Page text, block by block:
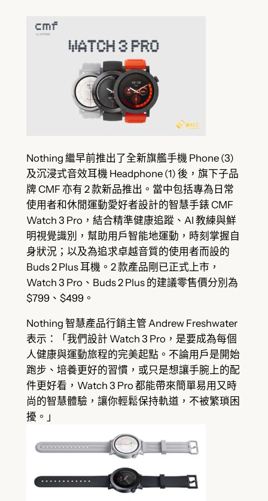
Nothing 繼早前推出了全新旗艦手機 Phone (3)
及沉浸式音效耳機 Headphone (1) 後，旗下子品
牌 CMF 亦有 2 款新品推出。當中包括專為日常
使用者和休閒運動愛好者設計的智慧手錶 CMF
Watch 3 Pro，結合精準健康追蹤、AI 教練與鮮
明視覺識別，幫助用戶智能地運動，時刻掌握自
身狀況；以及為追求卓越音質的使用者而設的
Buds 2 Plus 耳機。2 款產品剛已正式上市，
Watch 3 Pro、Buds 2 Plus 的建議零售價分別為
$799、$499。
Nothing 智慧產品行銷主管 Andrew Freshwater
表示：「我們設計 Watch 3 Pro，是要成為每個
人健康與運動旅程的完美起點。不論用戶是開始
跑步、培養更好的習慣，或只是想讓手腕上的配
件更好看，Watch 3 Pro 都能帶來簡單易用又時
尚的智慧體驗，讓你輕鬆保持軌道，不被繁瑣困
擾。」